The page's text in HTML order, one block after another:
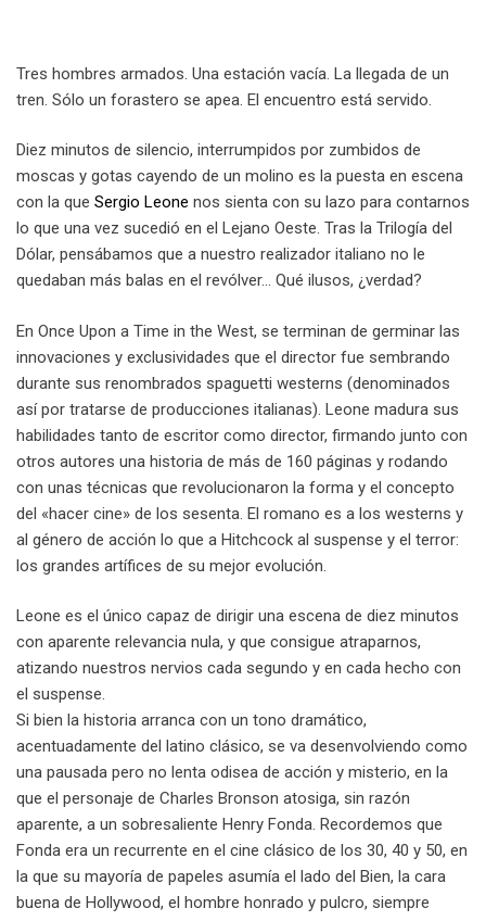
Tres hombres armados. Una estación vacía. La llegada de un
tren. Sólo un forastero se apea. El encuentro está servido.
Diez minutos de silencio, interrumpidos por zumbidos de
moscas y gotas cayendo de un molino es la puesta en escena
con la que Sergio Leone nos sienta con su lazo para contarnos
lo que una vez sucedió en el Lejano Oeste. Tras la Trilogía del
Dólar, pensábamos que a nuestro realizador italiano no le
quedaban más balas en el revólver… Qué ilusos, ¿verdad?
En Once Upon a Time in the West, se terminan de germinar las
innovaciones y exclusividades que el director fue sembrando
durante sus renombrados spaguetti westerns (denominados
así por tratarse de producciones italianas). Leone madura sus
habilidades tanto de escritor como director, firmando junto con
otros autores una historia de más de 160 páginas y rodando
con unas técnicas que revolucionaron la forma y el concepto
del «hacer cine» de los sesenta. El romano es a los westerns y
al género de acción lo que a Hitchcock al suspense y el terror:
los grandes artífices de su mejor evolución.
Leone es el único capaz de dirigir una escena de diez minutos
con aparente relevancia nula, y que consigue atraparnos,
atizando nuestros nervios cada segundo y en cada hecho con
el suspense.
Si bien la historia arranca con un tono dramático,
acentuadamente del latino clásico, se va desenvolviendo como
una pausada pero no lenta odisea de acción y misterio, en la
que el personaje de Charles Bronson atosiga, sin razón
aparente, a un sobresaliente Henry Fonda. Recordemos que
Fonda era un recurrente en el cine clásico de los 30, 40 y 50, en
la que su mayoría de papeles asumía el lado del Bien, la cara
buena de Hollywood, el hombre honrado y pulcro, siempre